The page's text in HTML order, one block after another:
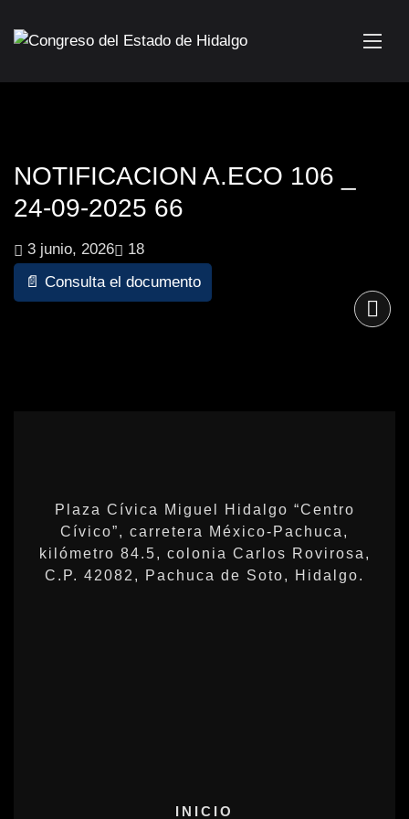
NOTIFICACION A.ECO 106 _
24-09-2025 66
3 junio, 2026
18
📄 Consulta el documento
Plaza Cívica Miguel Hidalgo “Centro
Cívico”, carretera México-Pachuca,
kilómetro 84.5, colonia Carlos Rovirosa,
C.P. 42082, Pachuca de Soto, Hidalgo.
INICIO